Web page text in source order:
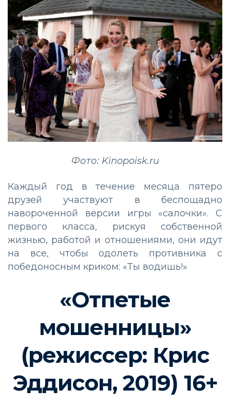
Фото: Kinopoisk.ru
Каждый год в течение месяца пятеро
друзей участвуют в беспощадно
навороченной версии игры «салочки». С
первого класса, рискуя собственной
жизнью, работой и отношениями, они идут
на все, чтобы одолеть противника с
победоносным криком: «Ты водишь!»
«Отпетые
мошенницы»
(режиссер: Крис
Эддисон, 2019) 16+